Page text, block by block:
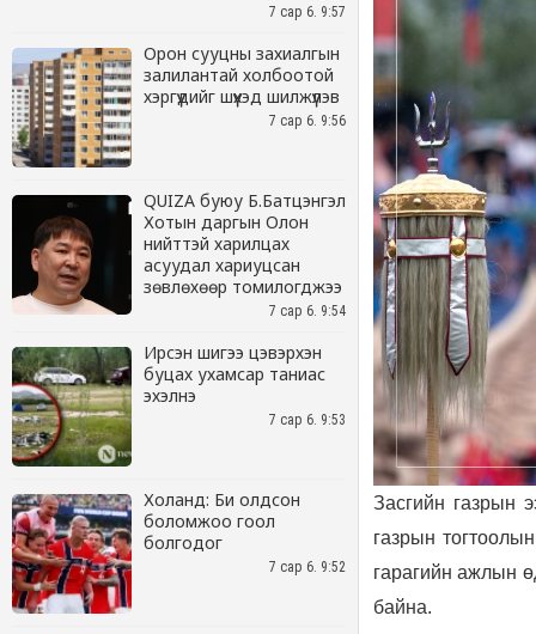
7 сар 6. 9:57
Орон сууцны захиалгын
залилантай холбоотой
хэргүүдийг шүүхэд шилжүүлэв
7 сар 6. 9:56
QUIZA буюу Б.Батцэнгэл
Хотын даргын Олон
нийттэй харилцах
асуудал хариуцсан
зөвлөхөөр томилогджээ
7 сар 6. 9:54
Ирсэн шигээ цэвэрхэн
буцах ухамсар таниас
эхэлнэ
7 сар 6. 9:53
Холанд: Би олдсон
боломжоо гоол
болгодог
7 сар 6. 9:52